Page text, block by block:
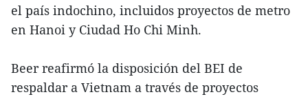
el país indochino, incluidos proyectos de metro
en Hanoi y Ciudad Ho Chi Minh.
Beer reafirmó la disposición del BEI de
respaldar a Vietnam a través de proyectos